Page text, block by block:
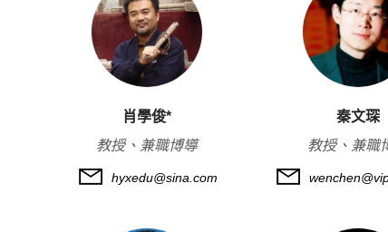
肖學俊*
教授、兼職博導
hyxedu@sina.com
秦文琛
教授、兼職